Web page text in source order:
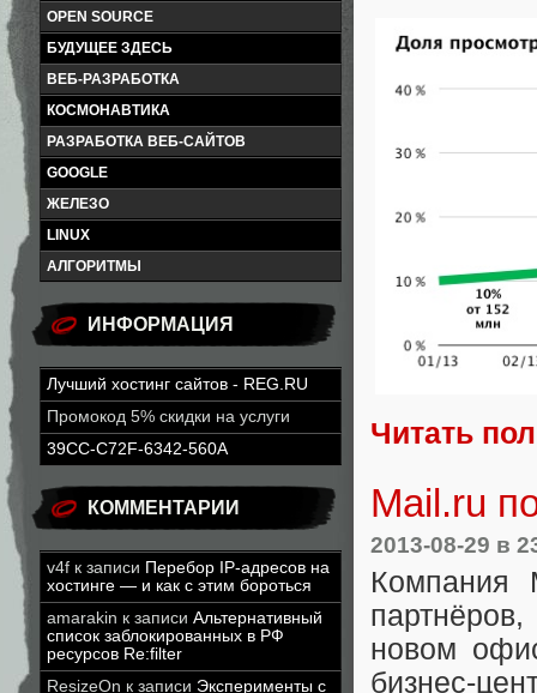
OPEN SOURCE
БУДУЩЕЕ ЗДЕСЬ
ВЕБ-РАЗРАБОТКА
КОСМОНАВТИКА
РАЗРАБОТКА ВЕБ-САЙТОВ
GOOGLE
ЖЕЛЕЗО
LINUX
АЛГОРИТМЫ
ИНФОРМАЦИЯ
Лучший хостинг сайтов - REG.RU
Промокод 5% скидки на услуги
39CC-C72F-6342-560A
КОММЕНТАРИИ
v4f к записи Перебор IP-адресов на
хостинге — и как с этим бороться
amarakin к записи Альтернативный
список заблокированных в РФ
ресурсов Re:filter
ResizeOn к записи Эксперименты с
Читать
Mail.ru
2013-08-29 в
Компания
новом
бизнес-